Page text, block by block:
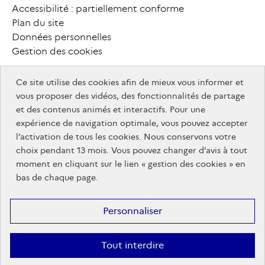
de
page
Accessibilité : partiellement conforme
Plan du site
Données personnelles
Gestion des cookies
Footer
autres
sites
info.gouv.fr
service-public.gouv.fr
info.gouv.fr
legifrance.gouv.fr
service-
public.gouv.fr
info.gouv.fr
data.gouv.fr legifrance.gouv.fr
service-
public.gouv.fr
Ce site utilise des cookies afin de mieux vous informer et
vous proposer des vidéos, des fonctionnalités de partage
et des contenus animés et interactifs. Pour une
expérience de navigation optimale, vous pouvez accepter
l’activation de tous les cookies. Nous conservons votre
choix pendant 13 mois. Vous pouvez changer d’avis à tout
moment en cliquant sur le lien « gestion des cookies » en
bas de chaque page.
Tout interdire
Personnaliser